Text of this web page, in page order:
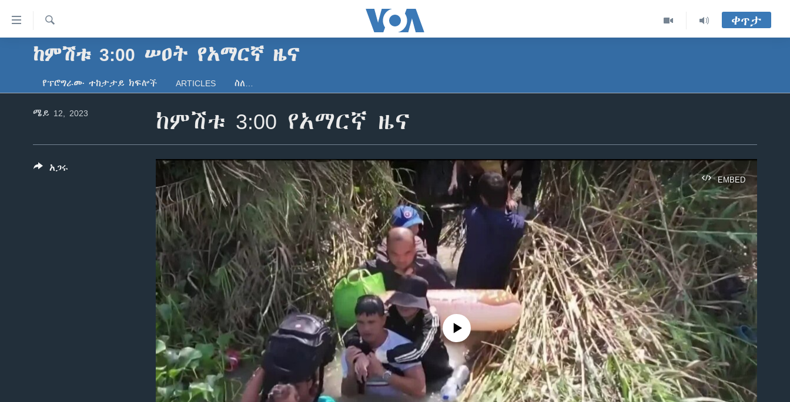
የመሥሪያ
ማገናኛዎች
ይዘትአፍሪካ
ዓለምአቀፍ
ጋቢና ቪኦኤ
ከምሽቱ ሦስት ሰዓት የአማርኛ ዜና
የፎቶ መድብሎች
ፈልግ
ቀጥታ
ከምሽቱ 3:00 ሠዐት የአማርኛ ዜና
የፕሮግራሙ ተከታታይ ክፍሎች ARTICLES ስለ…
ከምሽቱ 3:00 የአማርኛ ዜና
ሜይ 12, 2023
EMBED
No media source currently available
አጋሩ